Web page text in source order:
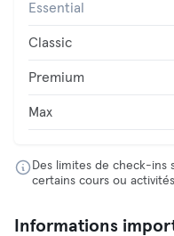
Essential
Classic
Premium
Max
Des limites de check-ins
certains cours ou
Informations